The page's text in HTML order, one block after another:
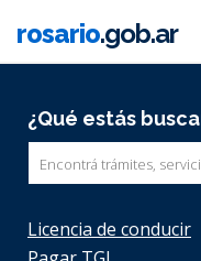
Ir al contenido principal
rosario.gob.ar
¿Qué estás
Licencia de conducir